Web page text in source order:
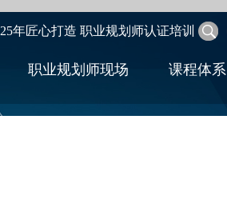
职业规划师现场 课程体系
25年匠心打造 职业规划师认证培训